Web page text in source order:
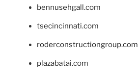
bennusehgall.com
tsecincinnati.com
roderconstructiongroup.com
plazabatai.com